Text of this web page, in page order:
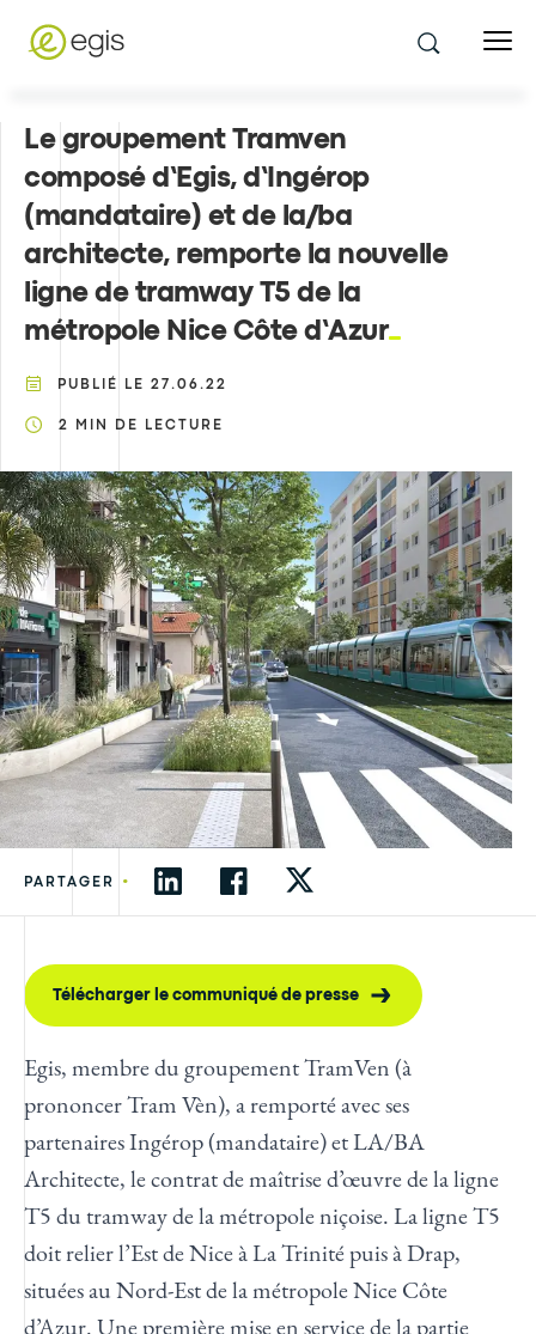
Le groupement Tramven
composé d’Egis, d’Ingérop
(mandataire) et de la/ba
architecte, remporte la nouvelle
ligne de tramway T5 de la
métropole Nice Côte d’Azur
PUBLIÉ LE 27.06.22
2 MIN DE LECTURE
PARTAGER •
Télécharger le communiqué de presse
Egis, membre du groupement TramVen (à
prononcer Tram Vèn), a remporté avec ses
partenaires Ingérop (mandataire) et LA/BA
Architecte, le contrat de maîtrise d’œuvre de la ligne
T5 du tramway de la métropole niçoise. La ligne T5
doit relier l’Est de Nice à La Trinité puis à Drap,
situées au Nord-Est de la métropole Nice Côte
d’Azur. Une première mise en service de la partie